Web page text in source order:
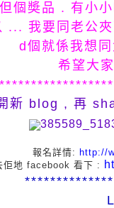
個奬品 . 有小
... 我要同老公
d個就係我想
希望大
新 blog , 再
報名詳情: http://
佢地 facebook 看下 :